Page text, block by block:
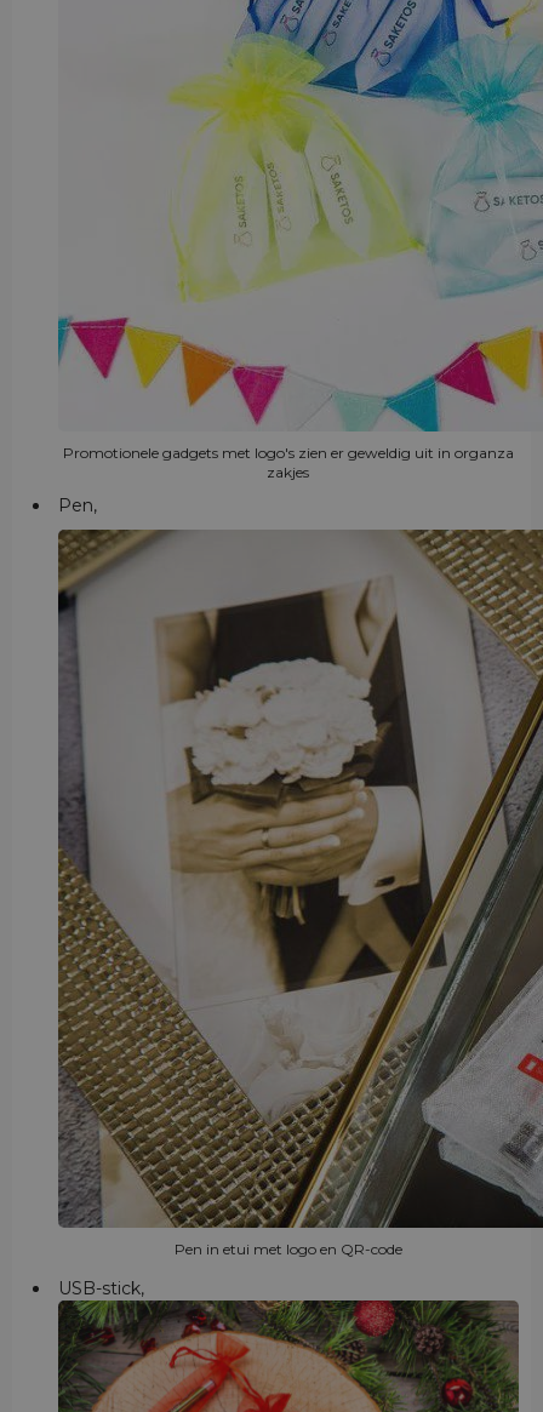
Promotionele gadgets met logo's zien er geweldig uit in organza
zakjes
Pen,
Pen in etui met logo en QR-code
USB-stick,